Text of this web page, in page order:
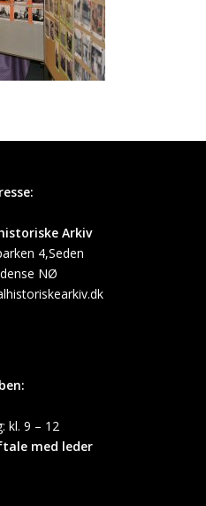
Arkiv
4,Seden
NØ
kl. 9 – 12
med leder